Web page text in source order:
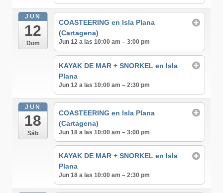
JUN
12
Dom
COASTEERING en Isla Plana
(Cartagena)
Jun 12 a las 10:00 am – 3:00 pm
KAYAK DE MAR + SNORKEL en Isla
Plana
Jun 12 a las 10:00 am – 2:30 pm
JUN
18
Sáb
COASTEERING en Isla Plana
(Cartagena)
Jun 18 a las 10:00 am – 3:00 pm
KAYAK DE MAR + SNORKEL en Isla
Plana
Jun 18 a las 10:00 am – 2:30 pm